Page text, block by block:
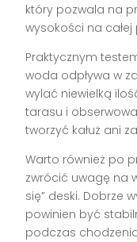
który pozwala na
wysokości na
Praktycznym
woda odpływa w
wylać niewielką
tarasu i
tworzyć kałuż ani
Warto również po
zwrócić uwagę na
się” deski. Dobrze
powinien być
podczas